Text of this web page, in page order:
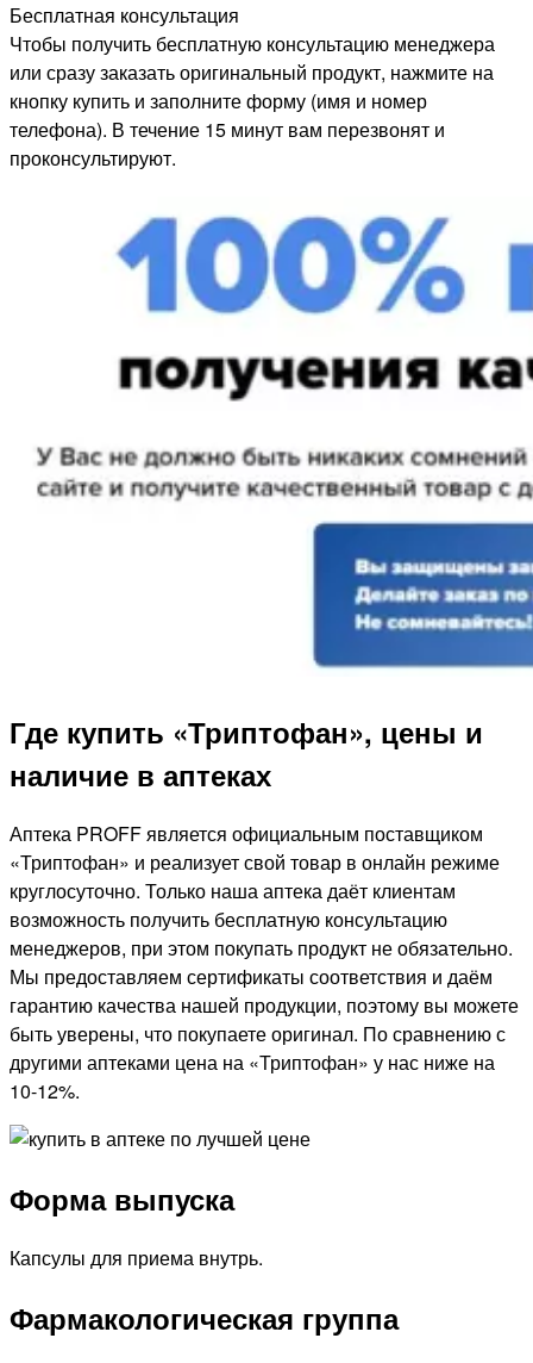
Бесплатная консультация
Чтобы получить бесплатную консультацию менеджера
или сразу заказать оригинальный продукт, нажмите на
кнопку купить и заполните форму (имя и номер
телефона). В течение 15 минут вам перезвонят и
проконсультируют.
Где купить «Триптофан», цены и
наличие в аптеках
Аптека PROFF является официальным поставщиком
«Триптофан» и реализует свой товар в онлайн режиме
круглосуточно. Только наша аптека даёт клиентам
возможность получить бесплатную консультацию
менеджеров, при этом покупать продукт не обязательно.
Мы предоставляем сертификаты соответствия и даём
гарантию качества нашей продукции, поэтому вы можете
быть уверены, что покупаете оригинал. По сравнению с
другими аптеками цена на «Триптофан» у нас ниже на
10-12%.
Форма выпуска
Капсулы для приема внутрь.
Фармакологическая группа